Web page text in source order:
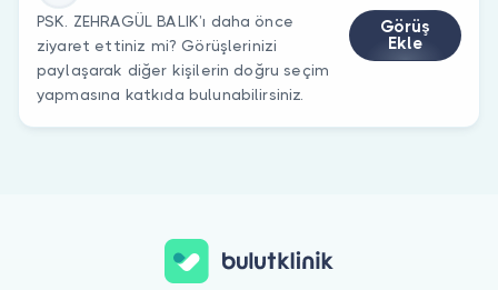
PSK. ZEHRAGÜL BALIK’ı daha önce
ziyaret ettiniz mi? Görüşlerinizi
paylaşarak diğer kişilerin doğru seçim
yapmasına katkıda bulunabilirsiniz.
Görüş
Ekle